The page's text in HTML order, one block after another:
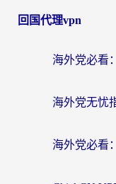
回国代理vpn